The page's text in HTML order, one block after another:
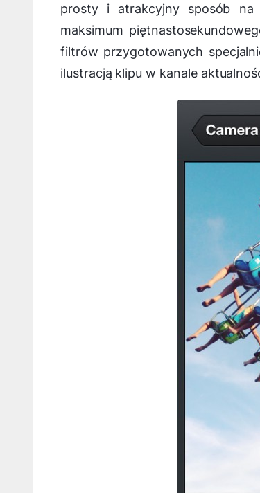
prosty i atrakcyjny sposób na
maksimum
filtrów przygotowanych
ilustracją klipu w kanale